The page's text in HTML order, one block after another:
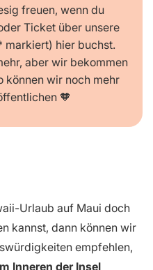
freuen, wenn du
Ticket über unsere
markiert) hier buchst.
aber wir bekommen
können wir noch mehr
🧡
Urlaub auf Maui doch
kannst, dann können wir
empfehlen,
Inneren der Insel